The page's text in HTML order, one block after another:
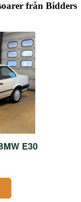
från Bidders